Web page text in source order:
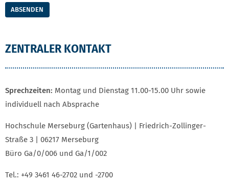
ABSENDEN
ZENTRALER KONTAKT
Sprechzeiten: Montag und Dienstag 11.00-15.00 Uhr sowie
individuell nach Absprache
Hochschule Merseburg (Gartenhaus) | Friedrich-Zollinger-
Straße 3 | 06217 Merseburg
Büro Ga/0/006 und Ga/1/002
Tel.: +49 3461 46-2702 und -2700